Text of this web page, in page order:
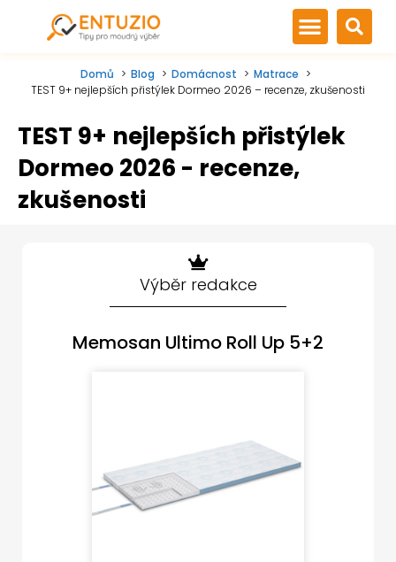
Domů Blog Domácnost
Matrace
TEST 9+ nejlepších přistýlek Dormeo 2026 – recenze, zkušenosti
TEST 9+ nejlepších přistýlek
Dormeo 2026 - recenze,
zkušenosti
Výběr redakce
Memosan Ultimo Roll Up 5+2